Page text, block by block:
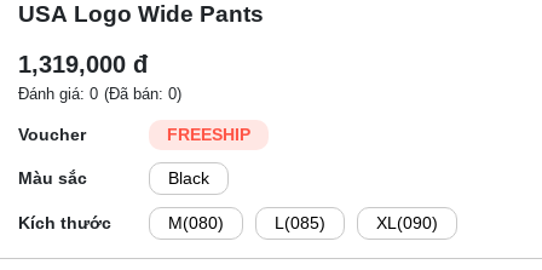
USA Logo Wide Pants
1,319,000 đ
Đánh giá: 0 (Đã bán: 0)
Voucher FREESHIP
Màu sắc Black
Kích thước M(080) L(085) XL(090)